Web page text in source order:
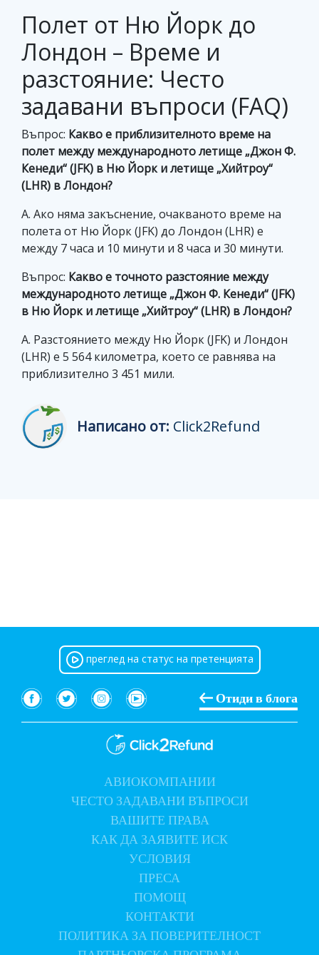
Полет от Ню Йорк до
Лондон – Време и
разстояние: Често
задавани въпроси (FAQ)
Въпрос: Какво е приблизителното време на
полет между международното летище „Джон Ф.
Кенеди“ (JFK) в Ню Йорк и летище „Хийтроу“
(LHR) в Лондон?
A. Ако няма закъснение, очакваното време на
полета от Ню Йорк (JFK) до Лондон (LHR) е
между 7 часа и 10 минути и 8 часа и 30 минути.
Въпрос: Какво е точното разстояние между
международното летище „Джон Ф. Кенеди“ (JFK)
в Ню Йорк и летище „Хийтроу“ (LHR) в Лондон?
A. Разстоянието между Ню Йорк (JFK) и Лондон
(LHR) е 5 564 километра, което се равнява на
приблизително 3 451 мили.
Написано от: Click2Refund
преглед на статус на претенцията
Отиди в блога
АВИОКОМПАНИИ
ЧЕСТО ЗАДАВАНИ ВЪПРОСИ
ВАШИТЕ ПРАВА
КАК ДА ЗАЯВИТЕ ИСК
УСЛОВИЯ
ПРЕСА
ПОМОЩ
КОНТАКТИ
ПОЛИТИКА ЗА ПОВЕРИТЕЛНОСТ